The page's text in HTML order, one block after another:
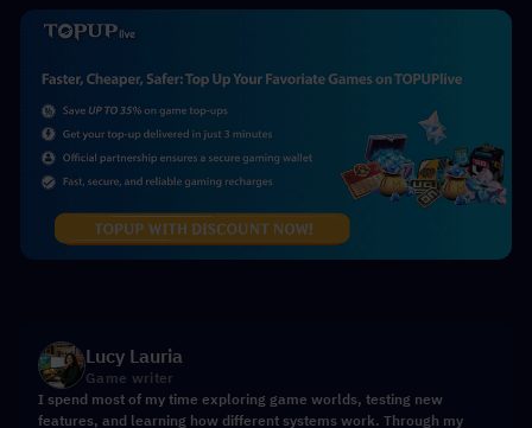
Lucy Lauria
Game writer
I spend most of my time exploring game worlds, testing new
features, and learning how different systems work. Through my